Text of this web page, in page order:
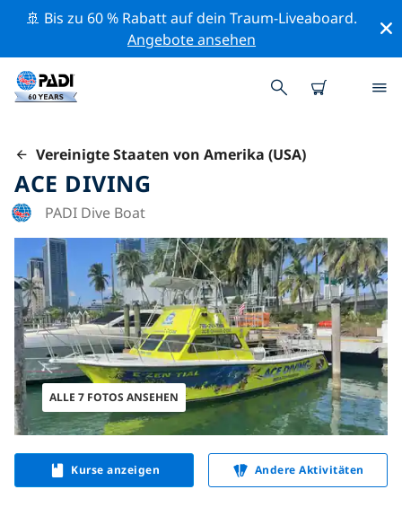
🚢 Bis zu 60 % Rabatt auf dein Traum-Liveaboard.
Angebote ansehen
Vereinigte Staaten von Amerika (USA)
ACE DIVING
PADI Dive Boat
ALLE 7 FOTOS ANSEHEN
Kurse anzeigen Andere Aktivitäten